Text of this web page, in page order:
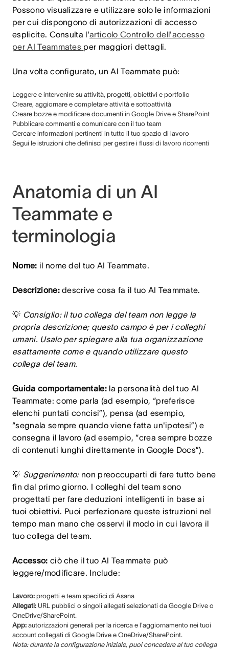
Possono visualizzare e utilizzare solo le informazioni
per cui dispongono di autorizzazioni di accesso
esplicite. Consulta l'articolo Controllo dell'accesso
per AI Teammates per maggiori dettagli.
Una volta configurato, un AI Teammate può:
Leggere e intervenire su attività, progetti, obiettivi e portfolio
Creare, aggiornare e completare attività e sottoattività
Creare bozze e modificare documenti in Google Drive e SharePoint
Pubblicare commenti e comunicare con il tuo team
Cercare informazioni pertinenti in tutto il tuo spazio di lavoro
Segui le istruzioni che definisci per gestire i flussi di lavoro ricorrenti
Anatomia di un AI
Teammate e
terminologia
Nome: il nome del tuo AI Teammate.
Descrizione:descrive cosa fa il tuo AI Teammate.
💡 Consiglio: il tuo collega del team non legge la
propria descrizione; questo campo è per i colleghi
umani. Usalo per spiegare alla tua organizzazione
esattamente come e quando utilizzare questo
collega del team.
Guida comportamentale: la personalità del tuo AI
Teammate: come parla (ad esempio, “preferisce
elenchi puntati concisi”), pensa (ad esempio,
“segnala sempre quando viene fatta un'ipotesi”) e
consegna il lavoro (ad esempio, “crea sempre bozze
di contenuti lunghi direttamente in Google Docs”).
💡 Suggerimento:non preoccuparti di fare tutto bene
fin dal primo giorno. I colleghi del team sono
progettati per fare deduzioni intelligenti in base ai
tuoi obiettivi. Puoi perfezionare queste istruzioni nel
tempo man mano che osservi il modo in cui lavora il
tuo collega del team.
Accesso: ciò che il tuo AI Teammate può
leggere/modificare. Include:
Lavoro: progetti e team specifici di Asana
Allegati: URL pubblici o singoli allegati selezionati da Google Drive o
OneDrive/SharePoint.
App: autorizzazioni generali per la ricerca e l'aggiornamento nei tuoi
account collegati di Google Drive e OneDrive/SharePoint.
Nota: durante la configurazione iniziale, puoi concedere al tuo collega